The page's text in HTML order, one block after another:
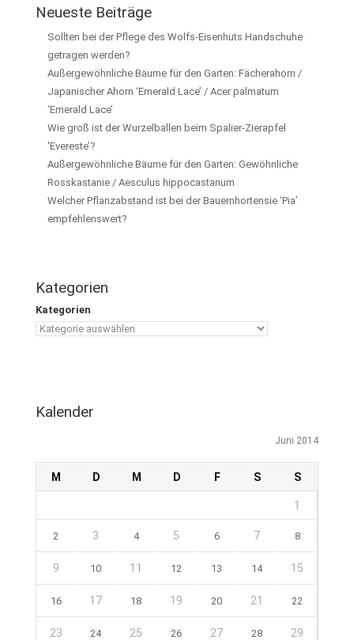
Neueste Beiträge
Sollten bei der Pflege des Wolfs-Eisenhuts Handschuhe
getragen werden?
Außergewöhnliche Bäume für den Garten: Fächerahorn /
Japanischer Ahorn ‘Emerald Lace’ / Acer palmatum
‘Emerald Lace’
Wie groß ist der Wurzelballen beim Spalier-Zierapfel
‘Evereste’?
Außergewöhnliche Bäume für den Garten: Gewöhnliche
Rosskastanie / Aesculus hippocastanum
Welcher Pflanzabstand ist bei der Bauernhortensie ‘Pia’
empfehlenswert?
Kategorien
Kategorien
Kalender
Juni 2014
M D M D F S S
1
2 3 4 5 6 7 8
9 10 11 12 13 14 15
16 17 18 19 20 21 22
23 24 25 26 27 28 29